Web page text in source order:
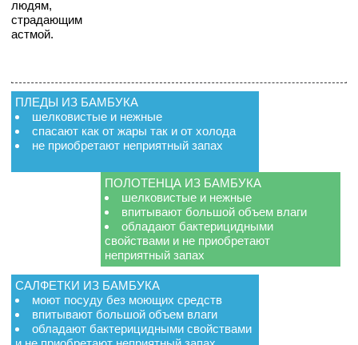
людям,
страдающим
астмой.
ПЛЕДЫ ИЗ БАМБУКА
шелковистые и нежные
спасают как от жары так и от холода
не приобретают неприятный запах
ПОЛОТЕНЦА ИЗ БАМБУКА
шелковистые и нежные
впитывают большой объем влаги
обладают бактерицидными
свойствами и не приобретают
неприятный запах
САЛФЕТКИ ИЗ БАМБУКА
моют посуду без моющих средств
впитывают большой объем влаги
обладают бактерицидными свойствами